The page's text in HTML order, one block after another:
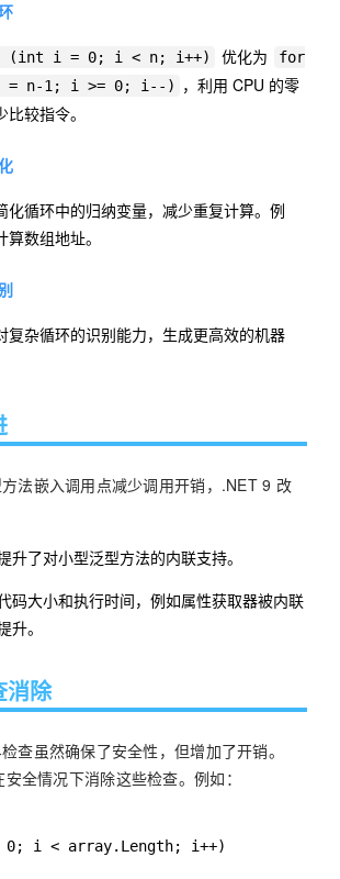
(int i = 0; i < n; i++) 优化为
for
n-1; i >= 0; i--)
，利用 CPU 的零
较指令。
化循环中的归纳变量，减少重复计算。例
算数组地址。
复杂循环的识别能力，生成更高效的机器
法嵌入调用点减少调用开销，.NET 9 改
升了对小型泛型方法的内联支持。
码大小和执行时间，例如属性获取器被内联
升。
消除
查虽然确保了安全性，但增加了开销。
全情况下消除这些检查。例如：
i < array.Length; i++)